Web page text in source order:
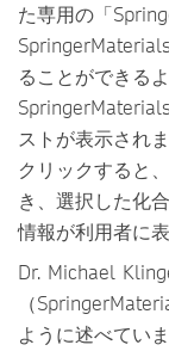
た専用の「
ることができる
ストが表示され
クリックすると
き、選択した化
情報が利用者に
Dr. Michael
（
ように述べてい